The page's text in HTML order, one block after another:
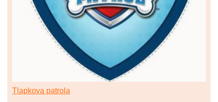
Tlapkova patrola